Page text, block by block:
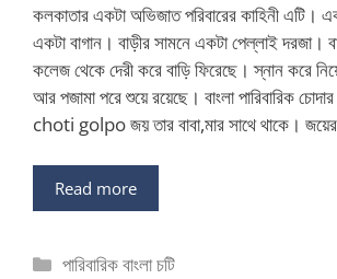
কলকাতার একটা অভিজাত পরিবারের কাহিনী এটি।
একটা বাগান। বাড়ীর সামনে একটা পেল্লাই দরজা।
কলেজ থেকে দেরী করে বাড়ি ফিরেছে। স্নান করে
আর পজামা পরে শুয়ে রয়েছে। বাংলা পারিবারিক
choti golpo জয় তার বাবা,মার সাথে থাকে।
Read more
Categories
পারিবারিক বাংলা চটি